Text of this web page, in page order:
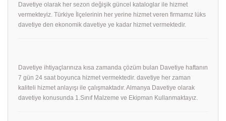
Davetiye olarak her sezon değişik güncel kataloglar ile hizmet
vermekteyiz. Türkiye İlçelerinin her yerine hizmet veren firmamız lüks
davetiye den ekonomik davetiye ye kadar hizmet vermektedir.
Davetiye ihtiyaçlarınıza kısa zamanda çözüm bulan Davetiye haftanın
7 gün 24 saat boyunca hizmet vermektedir. davetiye her zaman
kaliteli hizmet anlayışı ile çalışmaktadır. Almanya Davetiye olarak
davetiye konusunda 1.Sınıf Malzeme ve Ekipman Kullanmaktayız.